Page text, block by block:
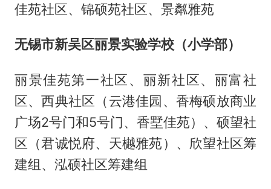
佳苑社区、锦硕苑社区、景粼雅苑
无锡市新吴区丽景实验学校（小学部）
丽景佳苑第一社区、丽新社区、丽富社
区、西典社区（云港佳园、香梅硕放商业
广场2号门和5号门、香墅佳苑）、硕望社
区（君诚悦府、天樾雅苑）、欣望社区筹
建组、泓硕社区筹建组